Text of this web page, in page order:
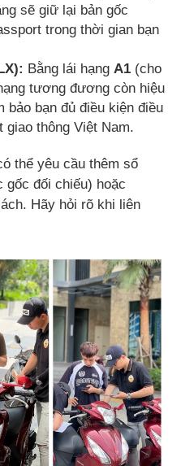
sẽ giữ lại bản gốc
trong thời gian bạn
Bằng lái hạng A1 (cho
tương đương còn hiệu
bảo bạn đủ điều kiện điều
giao thông Việt Nam.
thể yêu cầu thêm sổ
gốc đối chiếu) hoặc
Hãy hỏi rõ khi liên